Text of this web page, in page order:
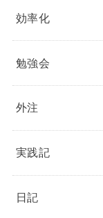
効率化
勉強会
外注
実践記
日記